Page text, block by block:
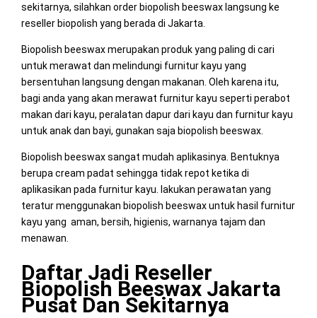
sekitarnya, silahkan order biopolish beeswax langsung ke
reseller biopolish yang berada di Jakarta.
Biopolish beeswax merupakan produk yang paling di cari
untuk merawat dan melindungi furnitur kayu yang
bersentuhan langsung dengan makanan. Oleh karena itu,
bagi anda yang akan merawat furnitur kayu seperti perabot
makan dari kayu, peralatan dapur dari kayu dan furnitur kayu
untuk anak dan bayi, gunakan saja biopolish beeswax.
Biopolish beeswax sangat mudah aplikasinya. Bentuknya
berupa cream padat sehingga tidak repot ketika di
aplikasikan pada furnitur kayu. lakukan perawatan yang
teratur menggunakan biopolish beeswax untuk hasil furnitur
kayu yang aman, bersih, higienis, warnanya tajam dan
menawan.
Daftar Jadi Reseller
Biopolish Beeswax Jakarta
Pusat Dan Sekitarnya